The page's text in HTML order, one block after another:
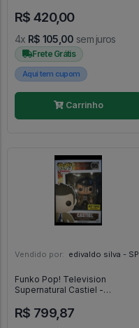
#131
R$ 420,00
4x R$ 105,00 sem juros
Frete Grátis
Aqui tem cupom
Carrinho
Vendido por: edivaldo silva - SP
Funko Pop! Television
Supernatural Castiel -
R$ 799,87